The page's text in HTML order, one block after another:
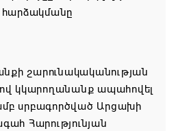
գյուղական
«Իսկանդերով» հարվածել է
հարձակմանը
շարունակականության
կկարողանանք ապահովել
սրբագործված Արցախի
Հարությունյան